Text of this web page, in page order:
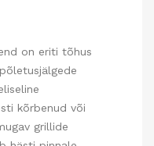
on eriti tõhus
kõrbenud või
grillide